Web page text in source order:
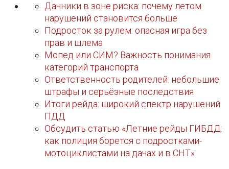
Дачники в зоне риска: почему летом
нарушений становится больше
Подросток за рулем: опасная игра без
прав и шлема
Мопед или СИМ? Важность понимания
категорий транспорта
Ответственность родителей: небольшие
штрафы и серьёзные последствия
Итоги рейда: широкий спектр нарушений
ПДД
Обсудить статью «Летние рейды ГИБДД:
как полиция борется с подростками-
мотоциклистами на дачах и в СНТ»